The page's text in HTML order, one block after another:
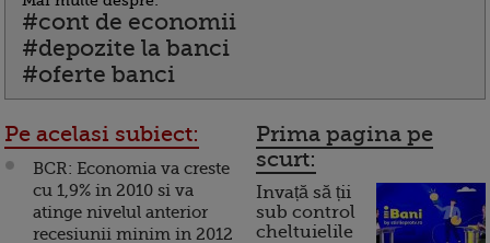
#cont de economii
#depozite la banci
#oferte banci
Pe acelasi subiect:
BCR: Economia va creste
cu 1,9% in 2010 si va
atinge nivelul anterior
recesiunii minim in 2012
Prima pagina pe
scurt:
Invață să ții
sub control
cheltuielile